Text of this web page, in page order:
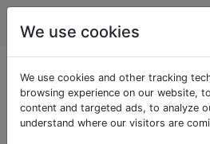
3d Drucken
Als
getaggte
We use cookies
We use cookies and other tracking
browsing experience on our website,
content and targeted ads, to analyze
understand where our visitors are